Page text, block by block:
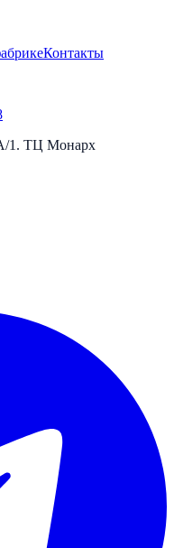
Контакты
1. ТЦ Монарх